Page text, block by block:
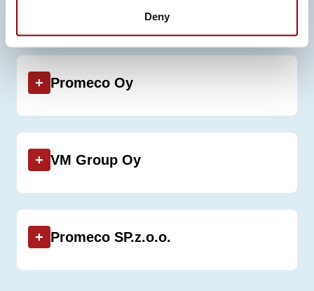
Deny
Promeco Oy
+
VM Group Oy
+
Promeco SP.z.o.o.
+